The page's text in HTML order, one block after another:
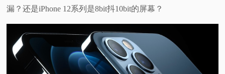
漏？还是iPhone 12系列是8bit抖10bit的屏幕？